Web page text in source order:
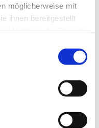
möglicherweise mit
ihnen bereitgestellt